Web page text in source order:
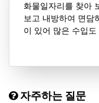
화물일자리를 찾아
보고 내방하여 면담
이 있어 많은 수입
자주하는 질문